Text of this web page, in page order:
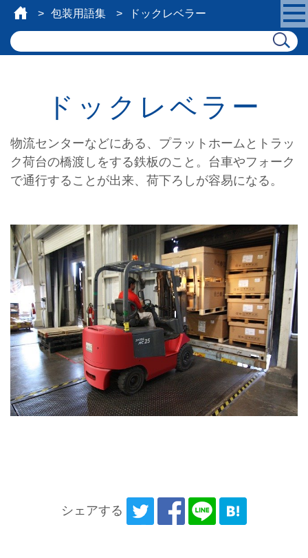
包装用語集 ドックレベラー
ドックレベラー
物流センターなどにある、プラットホームとトラッ
ク荷台の橋渡しをする鉄板のこと。台車やフォーク
で通行することが出来、荷下ろしが容易になる。
シェアする